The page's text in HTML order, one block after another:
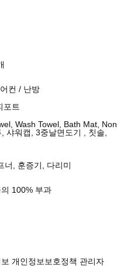
컨 / 난방
포트
Wash Towel, Bath Mat, Non
샤워캡, 3중날면도기 , 칫솔,
너, 훈증기, 다리미
100% 부과
개인정보보호정책 관리자